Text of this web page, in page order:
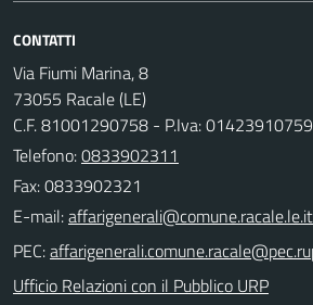
CONTATTI
Via Fiumi Marina, 8
73055 Racale (LE)
C.F. 81001290758 - P.Iva: 01423910759
Telefono:0833902311
Fax: 0833902321
E-mail:
PEC:
Ufficio Relazioni con il Pubblico URP